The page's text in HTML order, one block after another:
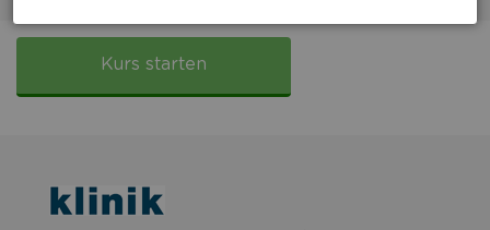
Insulintherapie
Kurs starten